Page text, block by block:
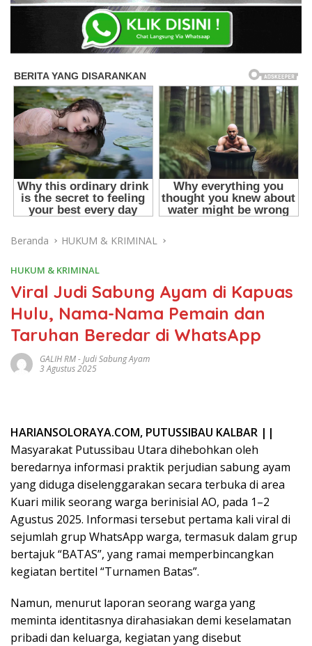
Beranda HUKUM & KRIMINAL
HUKUM & KRIMINAL
Viral Judi Sabung Ayam di Kapuas
Hulu, Nama-Nama Pemain dan
Taruhan Beredar di WhatsApp
GALIH RM-Judi Sabung Ayam
3 Agustus 2025
HARIANSOLORAYA.COM, PUTUSSIBAU KALBAR ||
Masyarakat Putussibau Utara dihebohkan oleh
beredarnya informasi praktik perjudian sabung ayam
yang diduga diselenggarakan secara terbuka di area
Kuari milik seorang warga berinisial AO, pada 1–2
Agustus 2025. Informasi tersebut pertama kali viral di
sejumlah grup WhatsApp warga, termasuk dalam grup
bertajuk “BATAS”, yang ramai memperbincangkan
kegiatan bertitel “Turnamen Batas”.
Namun, menurut laporan seorang warga yang
meminta identitasnya dirahasiakan demi keselamatan
pribadi dan keluarga, kegiatan yang disebut